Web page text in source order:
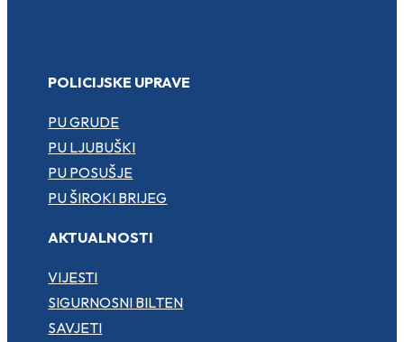
POLICIJSKE UPRAVE
PU GRUDE
PU LJUBUŠKI
PU POSUŠJE
PU ŠIROKI BRIJEG
AKTUALNOSTI
VIJESTI
SIGURNOSNI BILTEN
SAVJETI